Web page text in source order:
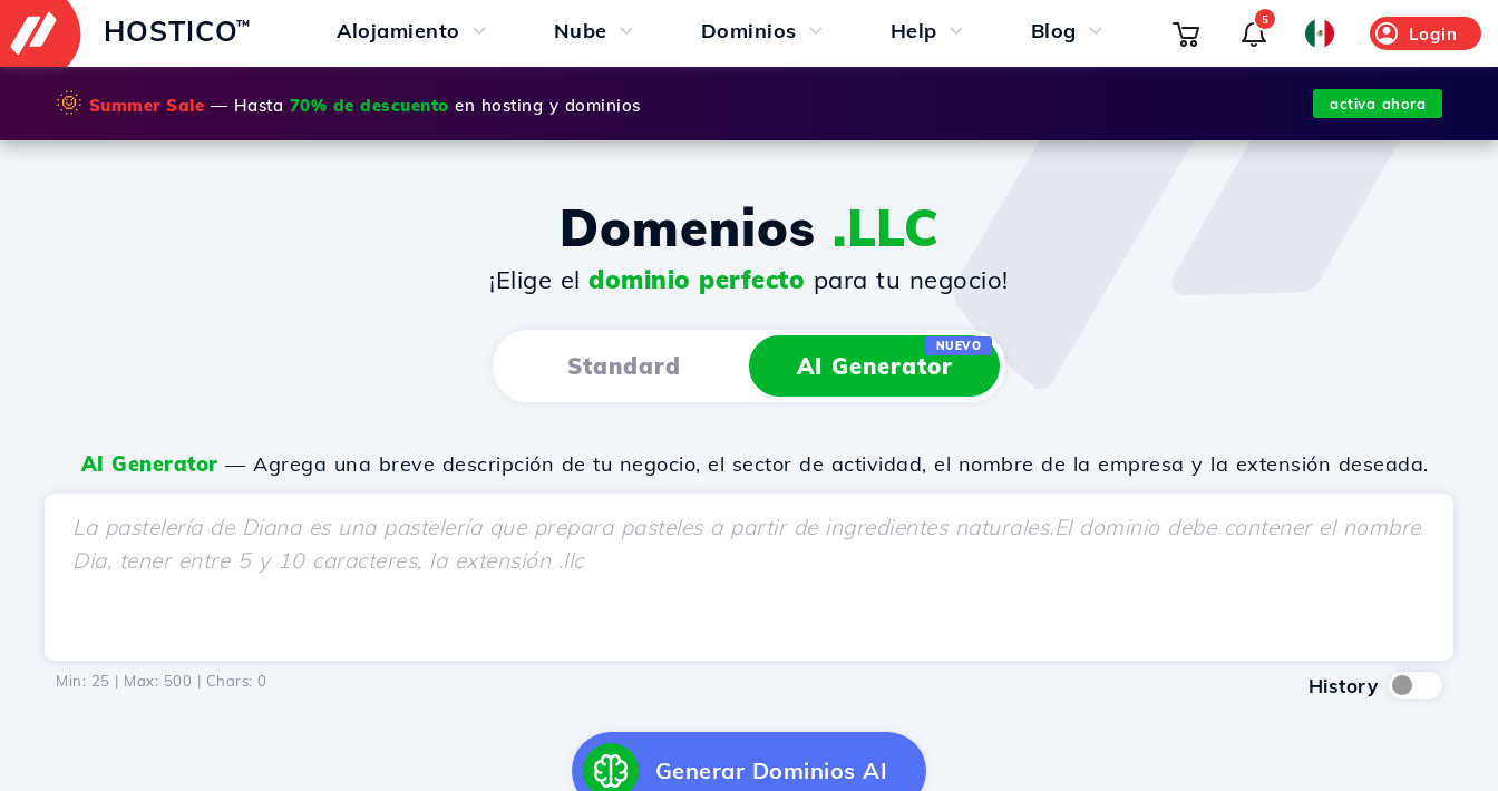
HOSTICO™ Alojamiento Nube Dominios Help Blog Login
5
🌞 Summer Sale — Hasta 70% de descuento en hosting y dominios activa ahora
Domenios .LLC
¡Elige eldominio perfecto para tu negocio!
Standard AI Generator
NUEVO
AI Generator — Agrega una breve descripción de tu negocio, el sector de actividad, el nombre de la empresa y la extensión deseada.
Min: 25 | Max: 500 | Chars: 0 History
Generar Dominios AI